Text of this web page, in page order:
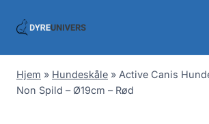
Hjem » Hundeskåle » Active Canis
Non Spild – Ø19cm – Rød